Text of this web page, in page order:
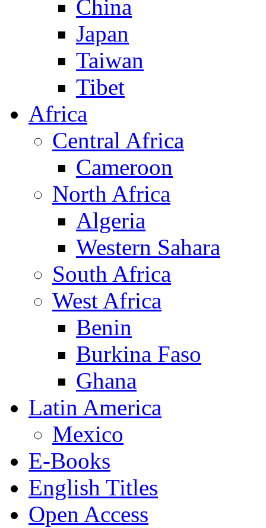
China
Japan
Taiwan
Tibet
Africa
Central Africa
Cameroon
North Africa
Algeria
Western Sahara
South Africa
West Africa
Benin
Burkina Faso
Ghana
Latin America
Mexico
E-Books
English Titles
Open Access